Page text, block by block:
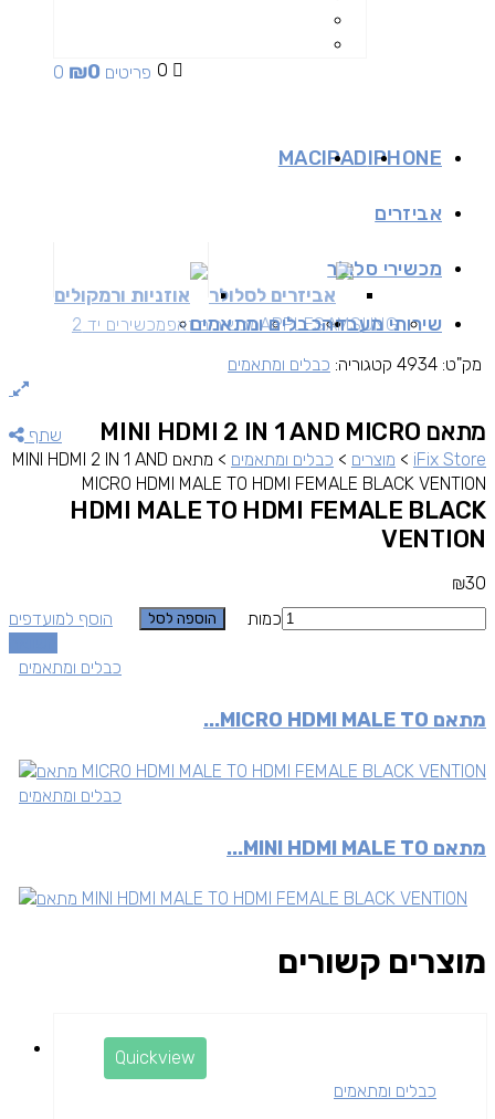
0 0 פריטים ₪0
IPHONE
IPAD
MAC
אביזרים
אביזרים לסלולר אוזניות ורמקולים
מכשירי סלולר
SAMSUNG
APPLEמכשירים זאפמכשירים יד 2 שירותי מעבדהכבלים ומתאמים
שתף
iFix Store
> מוצרים > כבלים ומתאמים >
מתאם MINI HDMI 2 IN 1 AND
MICRO HDMI MALE TO HDMI FEMALE BLACK VENTION
מתאם MINI HDMI 2 IN 1 AND MICRO
HDMI MALE TO HDMI FEMALE BLACK
VENTION
₪30
כמות
הוספה לסל
הוסף למועדפים
מק"ט: 4934 קטגוריה: כבלים ומתאמים
כבלים ומתאמים
מתאם MICRO HDMI MALE TO...
כבלים ומתאמים
מתאם MINI HDMI MALE TO...
מוצרים קשורים
Quickview
כבלים ומתאמים